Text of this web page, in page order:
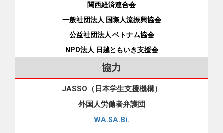
窓口のウェブサイトにつながります。 地域別：国際交流協会
などの相談窓口リスト（リンク）
パートに来て相談に乗ってくれました。この担当者が入管な
どに問い合わせ、短期滞在（30日）の在留資格に切り替える
管に提出し、特定技能への移行を目指すことを条件に特定活
動（雇用維持支援）の在留資格に変更してもらいました。在
留期間は12カ月で、その間に日本語能力試験（JLPT）・Ｎ４
と技能試験に合格すれば、特定技能1号の在留資格を取得でき
る可能性があります。特定技能1号では最長5年間働けます。
いき支援会の吉水代表〈2021年〉 出産費用 市役所の担当者の
関西経済連合会
一般社団法人 国際人流振興協会
公益社団法人 ベトナム協会
NPO法人 日越ともいき支援会
協力
JASSO（日本学生支援機構）
外国人労働者弁護団
WA.SA.Bi.